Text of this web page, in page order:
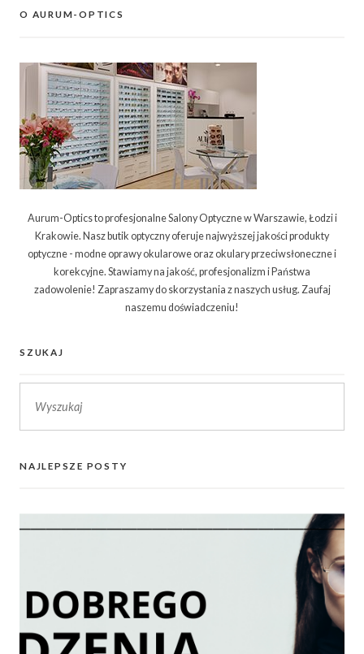
O AURUM-OPTICS
Aurum-Optics to profesjonalne Salony Optyczne w Warszawie, Łodzi i
Krakowie. Nasz butik optyczny oferuje najwyższej jakości produkty
optyczne - modne oprawy okularowe oraz okulary przeciwsłoneczne i
korekcyjne. Stawiamy na jakość, profesjonalizm i Państwa
zadowolenie! Zapraszamy do skorzystania z naszych usług. Zaufaj
naszemu doświadczeniu!
SZUKAJ
NAJLEPSZE POSTY